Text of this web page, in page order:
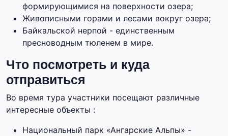
формирующимися на поверхности озера;
Живописными горами и лесами вокруг озера;
Байкальской нерпой - единственным
пресноводным тюленем в мире.
Что посмотреть и куда
отправиться
Во время тура участники посещают различные
интересные объекты :
Национальный парк «Ангарские Альпы» -